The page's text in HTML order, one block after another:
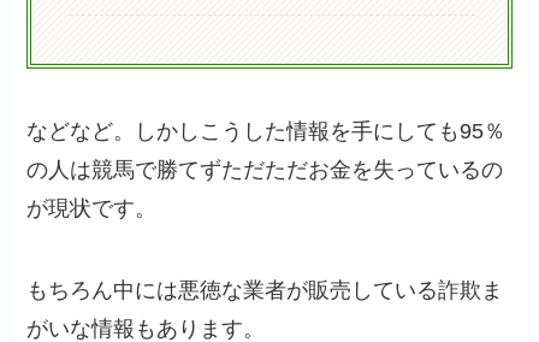
などなど。しかしこうした情報を手にしても95％
の人は競馬で勝てずただただお金を失っているの
が現状です。
もちろん中には悪徳な業者が販売している詐欺ま
がいな情報もあります。